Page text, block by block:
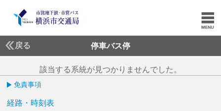
戻る 停車バス停
該当する系統が見つかりませんでした。
免責事項
経路・時刻表